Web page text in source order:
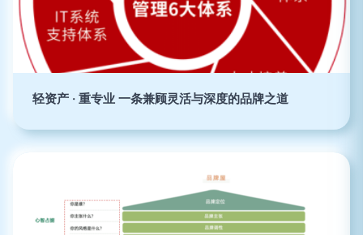
轻资产 · 重专业 一条兼顾灵活与深度的品牌之道